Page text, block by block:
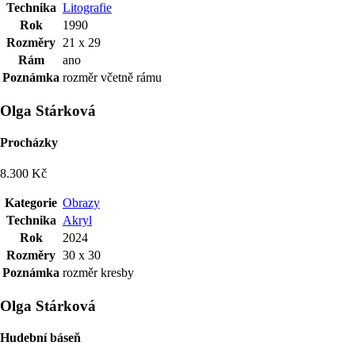
Technika Litografie
Rok
1990
Rozměry 21 x 29
Rám
ano
Poznámka rozměr včetně rámu
Olga Stárková
Procházky
8.300 Kč
Kategorie Obrazy
Technika Akryl
Rok
2024
Rozměry 30 x 30
Poznámka rozměr kresby
Olga Stárková
Hudební báseň